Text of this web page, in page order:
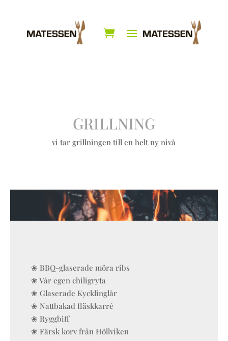
GRILLNING
vi tar grillningen till en helt ny nivå
❀ BBQ-glaserade möra ribs
❀ Vår egen chiligryta
❀ Glaserade Kycklinglår
❀ Nattbakad fläskkarré
❀ Ryggbiff
❀ Färsk korv från Höllviken